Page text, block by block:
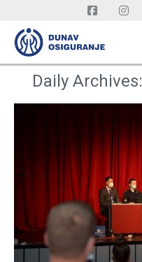
Daily Archives: